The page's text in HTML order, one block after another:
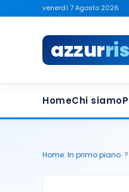
venerdì 7 Agosto 2026
azzur
HomeChi siamo
Home In primo piano